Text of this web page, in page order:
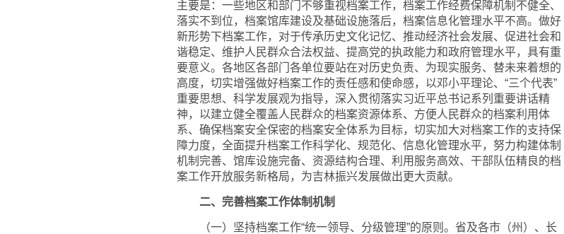
主要是：一些地区和部门不够重视档案工作，档案工作经费保障机制不健全、
落实不到位，档案馆库建设及基础设施落后，档案信息化管理水平不高。做好
新形势下档案工作，对于传承历史文化记忆、推动经济社会发展、促进社会和
谐稳定、维护人民群众合法权益、提高党的执政能力和政府管理水平，具有重
要意义。各地区各部门各单位要站在对历史负责、为现实服务、替未来着想的
高度，切实增强做好档案工作的责任感和使命感，以邓小平理论、“三个代表”
重要思想、科学发展观为指导，深入贯彻落实习近平总书记系列重要讲话精
神，以建立健全覆盖人民群众的档案资源体系、方便人民群众的档案利用体
系、确保档案安全保密的档案安全体系为目标，切实加大对档案工作的支持保
障力度，全面提升档案工作科学化、规范化、信息化管理水平，努力构建体制
机制完善、馆库设施完备、资源结构合理、利用服务高效、干部队伍精良的档
案工作开放服务新格局，为吉林振兴发展做出更大贡献。
二、完善档案工作体制机制
（一）坚持档案工作“统一领导、分级管理”的原则。省及各市（州）、长